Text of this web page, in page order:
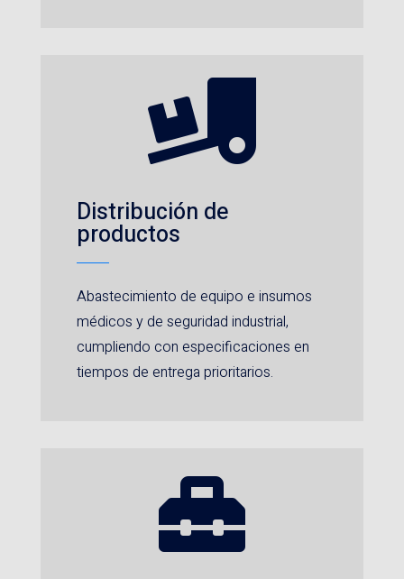

Distribución de
productos
Abastecimiento de equipo e insumos
médicos y de seguridad industrial,
cumpliendo con especificaciones en
tiempos de entrega prioritarios.
